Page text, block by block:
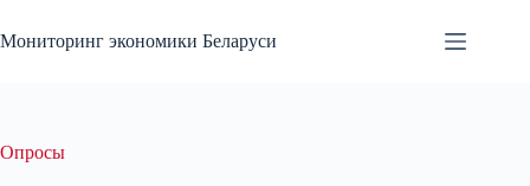
к
сути
Мониторинг экономики Беларуси
Опросы